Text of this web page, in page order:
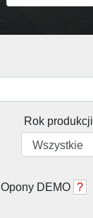
Rok produkcji
Wszystkie
Opony DEMO ?